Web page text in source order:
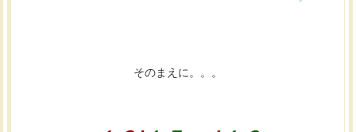
そのまえに。。。